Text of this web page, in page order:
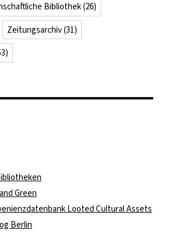
Bibliothek(26)
Zeitungsarchiv(31)
Green
Looted Cultural Assets
Berlin